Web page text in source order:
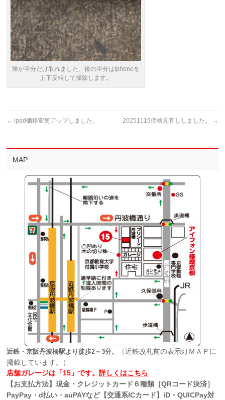
埃が半分だけ取れました。後の半分はiphoneを
上下反転して掃除します。
← ipad価格変更アップしました。 20251115価格見直ししました。 →
MAP
近鉄・京阪丹波橋駅より徒歩2～3分。
（近鉄改札前の表示灯ＭＡＰに
掲載しています。）
店舗ガレージは「15」です。詳しくはこちら
【お支払方法】現金・クレジットカード６種類［QRコード決済］
PayPay・d払い・auPAYなど【交通系ICカード】iD・QUICPay対